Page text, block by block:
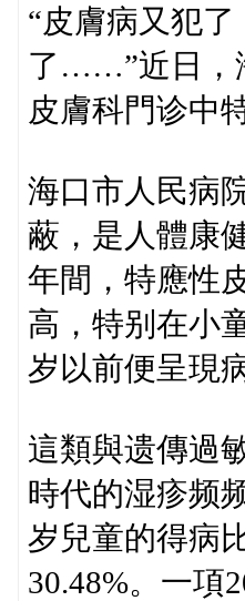
“皮膚病又犯
了……”近日，
皮膚科門诊中
海口市人民病
蔽，是人體康
年間，特應性
高，特别在小
岁以前便呈現
這類與遗傳過
時代的湿疹频
岁兒童的得病
30.48%。一項